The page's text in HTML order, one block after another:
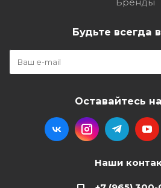
Бренды
Будьте всегда
Оставайтесь
Наши